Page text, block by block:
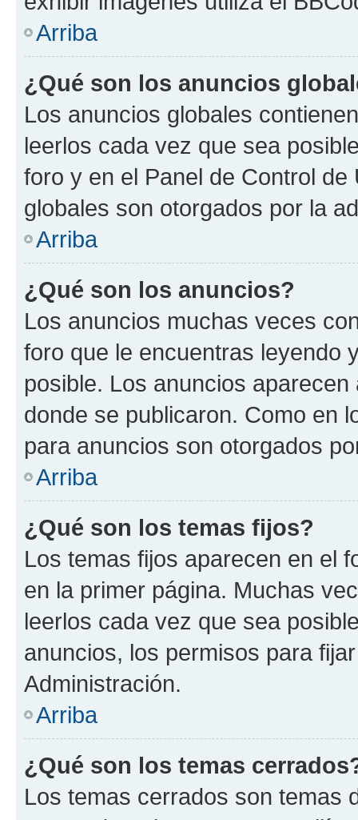
Arriba
¿Qué son los anuncios
Los anuncios globales
leerlos cada vez que sea
foro y en el Panel de Control
globales son otorgados por la
Arriba
¿Qué son los anuncios?
Los anuncios muchas veces
foro que le encuentras leyendo
posible. Los anuncios
donde se publicaron. Como en
para anuncios son otorgados
Arriba
¿Qué son los temas fijos?
Los temas fijos aparecen en el
en la primer página. Muchas
leerlos cada vez que sea
anuncios, los permisos para
Administración.
Arriba
¿Qué son los temas
Los temas cerrados son temas